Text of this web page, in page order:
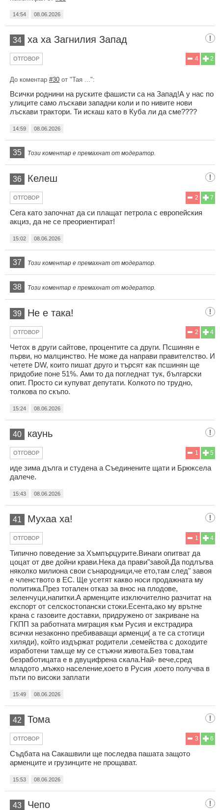
14:54 08.06.2026
34 ха ха Загнилия Запад
2
4
ОТГОВОР
До коментар #30 от "Тая ...":
Всички роднини на руските фашисти са на Запад!А у нас по
улиците само лъскави западни коли и по нивите нови
лъскави трактори. Ти искаш като в Куба ли да сме????
14:59 08.06.2026
35 Този коментар е премахнат от модератор.
36 Келеш
7
2
ОТГОВОР
Сега като започнат да си плащат петрола с европейския
акциз, да не се преориентират!
15:02 08.06.2026
37 Този коментар е премахнат от модератор.
38 Този коментар е премахнат от модератор.
39 Не е така!
4
2
ОТГОВОР
Четох в други сайтове, процентите са други. Псшинян е
първи, но малцинство. Не може да направи правителство. И
четете DW, които пишат друго и търсят как псшинян ще
придобие поне 51%. Ами то да погледнат тук, български
опит. Просто си купуват депутати. Колкото по трудно,
толкова по скъпо.
15:24 08.06.2026
40 каунь
5
1
ОТГОВОР
иде зима дълга и студена а Съединените щати и Брюксела
далече.
15:43 08.06.2026
41 Мухаа ха!
4
1
ОТГОВОР
Типично поведение за Хъмпърцурите.Винаги опитват да
цоцат от две дойни крави.Нека да прави"завой.Да подлъгва
няколко милиона свои сънародници,че ето,там след" завоя
е членството в ЕС. Ще усетят какво носи продажната му
политика.През тотален отказ за внос на плодове,
зеленчуци,напитки.А арменците изключително разчитат на
експорт от селскостопански стоки.Есента,ако му врътне
крана с газовите доставки, придружено от закриване на
ГКПП за работната миграция към Русия и екстрадира
всички незаконно пребиваващи арменци( а те са стотици
хиляди), който издържат родители ,семейства с доходите
изработени там,ще му се стъжни живота.Без това,там
безработицата е в двуцифрена скала.Най- вече,сред
младото ,мъжко население,което в Русия ,което получва в
пъти по високи заплати
15:49 08.06.2026
42 Тома
6
3
ОТГОВОР
Съдбата на Сакашвили ще последва пашата защото
арменците и грузинците не прощават.
15:53 08.06.2026
43 Чепо